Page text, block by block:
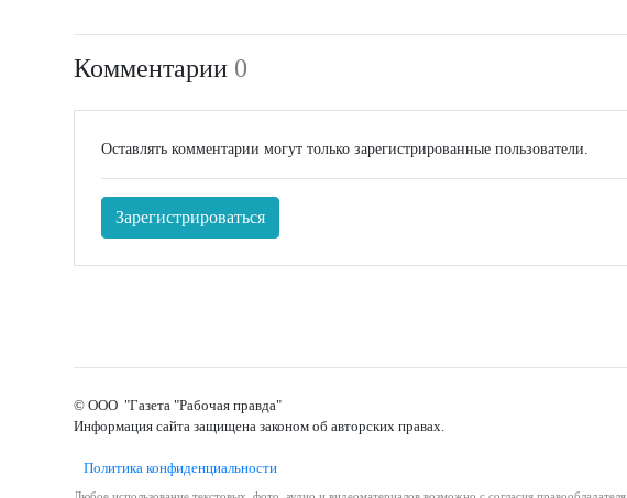
Комментарии 0
Оставлять комментарии могут только зарегистрированные пользователи.
Зарегистрироваться
© ООО "Газета "Рабочая правда"
Информация сайта защищена законом об авторских правах.
Политика конфиденциальности